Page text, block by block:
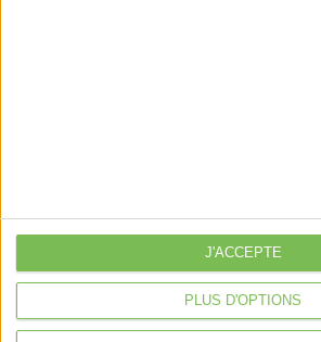
PLUS D'OPTIONS
J'ACCEPTE
Déclaration Impôt sur le Revenu
Loueur en Meublé